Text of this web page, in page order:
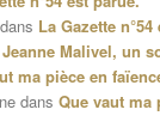
dans La Gazette
Jeanne Malivel, un
ma pièce en
dansQue vaut ma